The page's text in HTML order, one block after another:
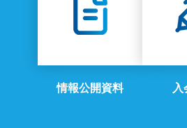
情報公開資料